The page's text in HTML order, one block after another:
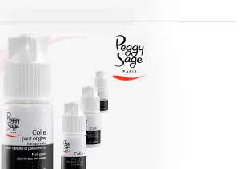
TRANSPARENTE |
PEGGY SAGE 3G
Produits